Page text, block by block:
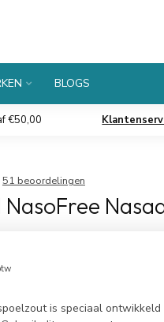
BLOGS
51 beoordelingen
NasoFree
is speciaal